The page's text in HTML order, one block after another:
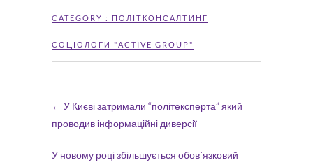
CATEGORY : ПОЛІТКОНСАЛТИНГ
СОЦІОЛОГИ "ACTIVE GROUP"
← У Києві затримали “політексперта” який
проводив інформаційні диверсії
У новому році збільшується обов`язковий